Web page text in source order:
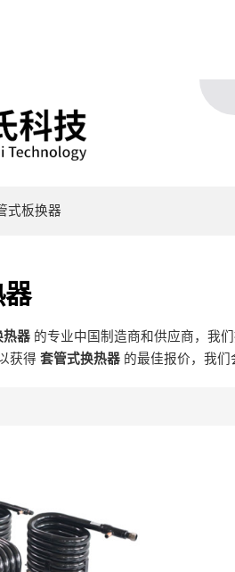
式板换器
热器的专业中国制造商和供应商，我
获得 套管式换热器的最佳报价，我们